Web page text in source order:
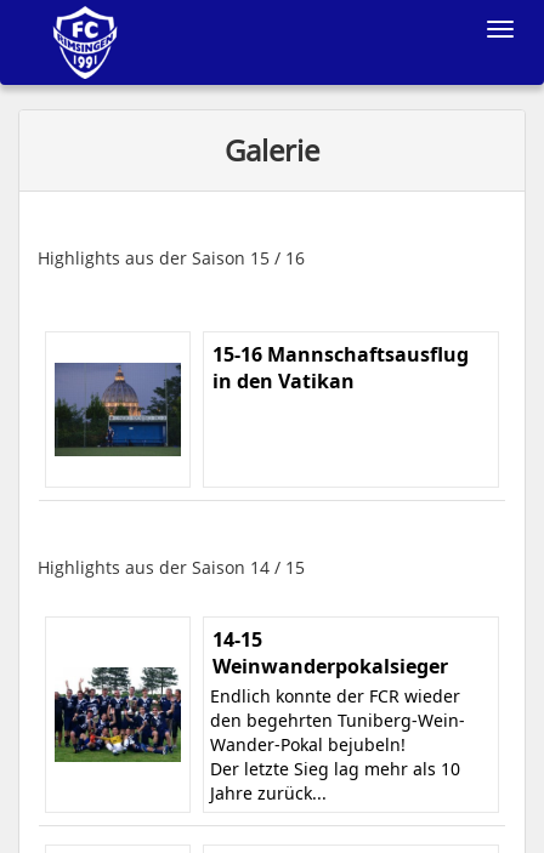
Toggle
Galerie
Highlights aus der Saison 15 / 16
15-16 Mannschaftsausflug
in den Vatikan
Highlights aus der Saison 14 / 15
14-15
Weinwanderpokalsieger
Endlich konnte der FCR wieder
den begehrten Tuniberg-Wein-
Wander-Pokal bejubeln!
Der letzte Sieg lag mehr als 10
Jahre zurück...